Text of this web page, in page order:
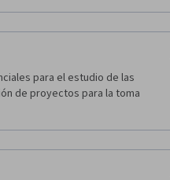
para el estudio de las
de proyectos para la toma